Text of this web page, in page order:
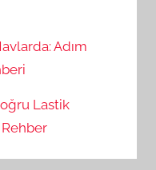
Adım
Lastik
Rehber